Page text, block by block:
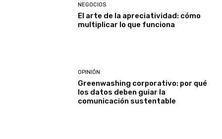
NEGOCIOS
El arte de la apreciatividad: cómo
multiplicar lo que funciona
OPINIÓN
Greenwashing corporativo: por qué
los datos deben guiar la
comunicación sustentable